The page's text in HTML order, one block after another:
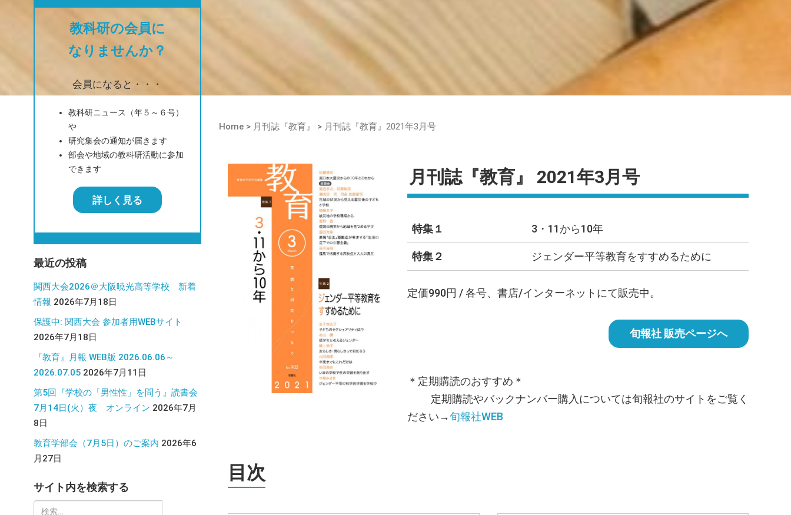
Home > 月刊誌『教育』 > 月刊誌『教育』2021年3月号
月刊誌『教育』 2021年3月号
特集１ 3・11から10年
特集２ ジェンダー平等教育をすすめるために
定価990円 / 各号、書店/インターネットにて販売中。
旬報社 販売ページへ
＊定期購読のおすすめ＊
定期購読やバックナンバー購入については旬報社のサイトをご覧く
ださい→旬報社WEB
目次
教科研の会員に
なりませんか？
会員になると・・・
教科研ニュース（年５～６号）
や
研究集会の通知が届きます
部会や地域の教科研活動に参加
できます
詳しく見る
最近の投稿
関西大会2026＠大阪暁光高等学校 新着
情報 2026年7月18日
保護中: 関西大会 参加者用WEBサイト
2026年7月18日
『教育』月報 WEB版 2026.06.06～
2026.07.05 2026年7月11日
第5回『学校の「男性性」を問う』読書会
7月14日(火）夜 オンライン 2026年7月
8日
教育学部会（7月5日）のご案内 2026年6
月27日
サイト内を検索する
検